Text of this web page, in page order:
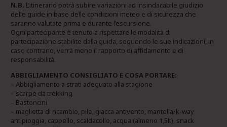
N.B. L’itinerario potrà subire variazioni ad insindacabile giudizio
delle guide in base delle condizioni meteo e di sicurezza che
saranno valutate prima e durante l’escursione.
Ogni partecipante è tenuto a rispettare le modalità di
partecipazione stabilite dalla guida, seguendo le sue indicazioni, in
caso contrario, verrà meno il rapporto di affidamento e di
responsabilità.
ABBIGLIAMENTO CONSIGLIATO E COSA PORTARE:
– Abbigliamento a strati adeguato alla stagione
– scarpe da trekking
– Bastoncini
– maglietta di ricambio, pile, giacca antivento, mantella/k-way
antipioggia, cappello, scaldacollo, acqua (almeno 1,5lt), snack